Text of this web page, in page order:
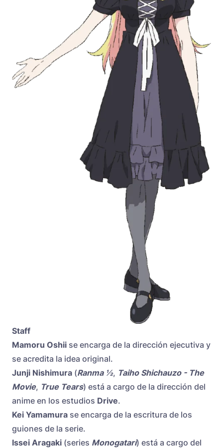
Staff
Mamoru Oshii se encarga de la dirección ejecutiva y
se acredita la idea original.
Junji Nishimura (Ranma ½, Taiho Shichauzo - The
Movie, True Tears) está a cargo de la dirección del
anime en los estudios Drive.
Kei Yamamura se encarga de la escritura de los
guiones de la serie.
Issei Aragaki (series Monogatari) está a cargo del